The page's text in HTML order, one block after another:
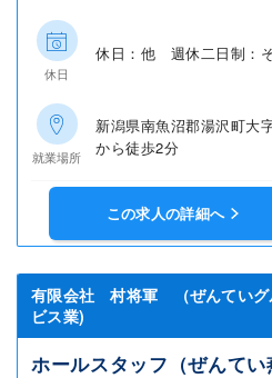
休日
休日：他 週休二日制：
就業場所
新潟県南魚沼郡湯沢町
から徒歩2分
この求人の詳細へ
有限会社 村将軍 （ぜんていグ
ビス業)
ホールスタッフ（ぜんてい